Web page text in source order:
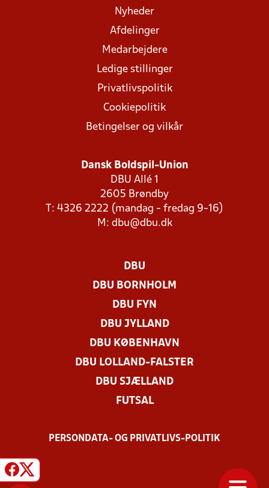
Nyheder
Afdelinger
Medarbejdere
Ledige stillinger
Privatlivspolitik
Cookiepolitik
Betingelser og vilkår
Dansk Boldspil-Union
DBU Allé 1
2605 Brøndby
T: 4326 2222 (mandag - fredag 9-16)
M: dbu@dbu.dk
DBU
DBU BORNHOLM
DBU FYN
DBU JYLLAND
DBU KØBENHAVN
DBU LOLLAND-FALSTER
DBU SJÆLLAND
FUTSAL
PERSONDATA- OG PRIVATLIVS-POLITIK